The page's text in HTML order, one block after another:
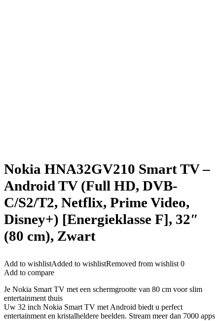
Nokia HNA32GV210 Smart TV –
Android TV (Full HD, DVB-
C/S2/T2, Netflix, Prime Video,
Disney+) [Energieklasse F], 32″
(80 cm), Zwart
Add to wishlistAdded to wishlistRemoved from wishlist 0
Add to compare
Je Nokia Smart TV met een schermgrootte van 80 cm voor slim
entertainment thuis
Uw 32 inch Nokia Smart TV met Android biedt u perfect
entertainment en kristalheldere beelden. Stream meer dan 7000 apps